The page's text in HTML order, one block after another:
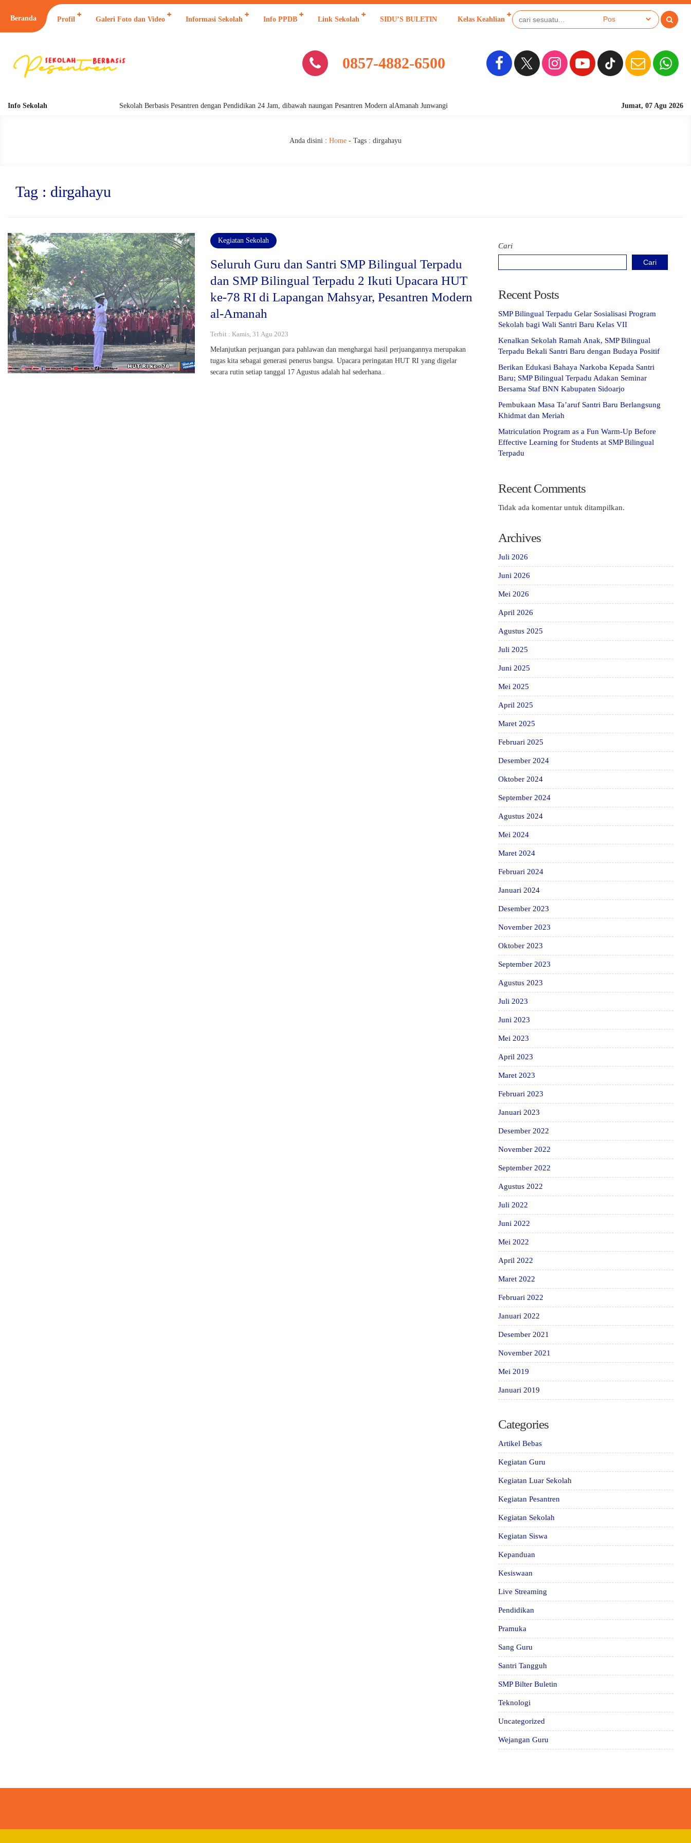
Beranda Profil Galeri Foto dan Video Informasi Sekolah Info PPDB Link Sekolah SIDU’S BULETIN Kelas Keahlian
0857-4882-6500
Info Sekolah Jumat, 07 Agu 2026
Sekolah
Sekolah Berbasis Pesantren dengan Pendidikan 24 Jam, dibawah naungan Pesantren Modern alAmanah Junwangi
Anda disini : Home - Tags : dirgahayu
Tag : dirgahayu
Kegiatan Sekolah
Seluruh Guru dan Santri SMP Bilingual Terpadu
dan SMP Bilingual Terpadu 2 Ikuti Upacara HUT
ke-78 RI di Lapangan Mahsyar, Pesantren Modern
al-Amanah
Terbit : Kamis, 31 Agu 2023
Melanjutkan perjuangan para pahlawan dan menghargai hasil perjuangannya merupakan
tugas kita sebagai generasi penerus bangsa. Upacara peringatan HUT RI yang digelar
secara rutin setiap tanggal 17 Agustus adalah hal sederhana..
Cari
Cari
Recent Posts
SMP Bilingual Terpadu Gelar Sosialisasi Program
Sekolah bagi Wali Santri Baru Kelas VII
Kenalkan Sekolah Ramah Anak, SMP Bilingual
Terpadu Bekali Santri Baru dengan Budaya Positif
Berikan Edukasi Bahaya Narkoba Kepada Santri
Baru; SMP Bilingual Terpadu Adakan Seminar
Bersama Staf BNN Kabupaten Sidoarjo
Pembukaan Masa Ta’aruf Santri Baru Berlangsung
Khidmat dan Meriah
Matriculation Program as a Fun Warm-Up Before
Effective Learning for Students at SMP Bilingual
Terpadu
Recent Comments
Tidak ada komentar untuk ditampilkan.
Archives
Juli 2026
Juni 2026
Mei 2026
April 2026
Agustus 2025
Juli 2025
Juni 2025
Mei 2025
April 2025
Maret 2025
Februari 2025
Desember 2024
Oktober 2024
September 2024
Agustus 2024
Mei 2024
Maret 2024
Februari 2024
Januari 2024
Desember 2023
November 2023
Oktober 2023
September 2023
Agustus 2023
Juli 2023
Juni 2023
Mei 2023
April 2023
Maret 2023
Februari 2023
Januari 2023
Desember 2022
November 2022
September 2022
Agustus 2022
Juli 2022
Juni 2022
Mei 2022
April 2022
Maret 2022
Februari 2022
Januari 2022
Desember 2021
November 2021
Mei 2019
Januari 2019
Categories
Artikel Bebas
Kegiatan Guru
Kegiatan Luar Sekolah
Kegiatan Pesantren
Kegiatan Sekolah
Kegiatan Siswa
Kepanduan
Kesiswaan
Live Streaming
Pendidikan
Pramuka
Sang Guru
Santri Tangguh
SMP Bilter Buletin
Teknologi
Uncategorized
Wejangan Guru